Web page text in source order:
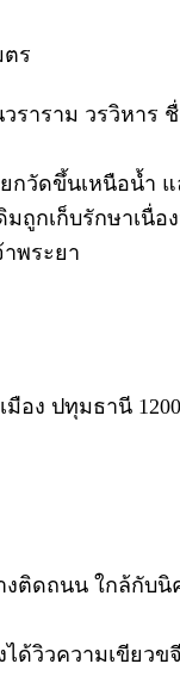
ตร
ราราม วรวิหาร
กวัดขึ้นเหนือน้ำ
ถูกเก็บรักษาเนื่อ
พระยา
ง ปทุมธานี
งติดถนน ใกล้กับ
ด้วิวความเขียว